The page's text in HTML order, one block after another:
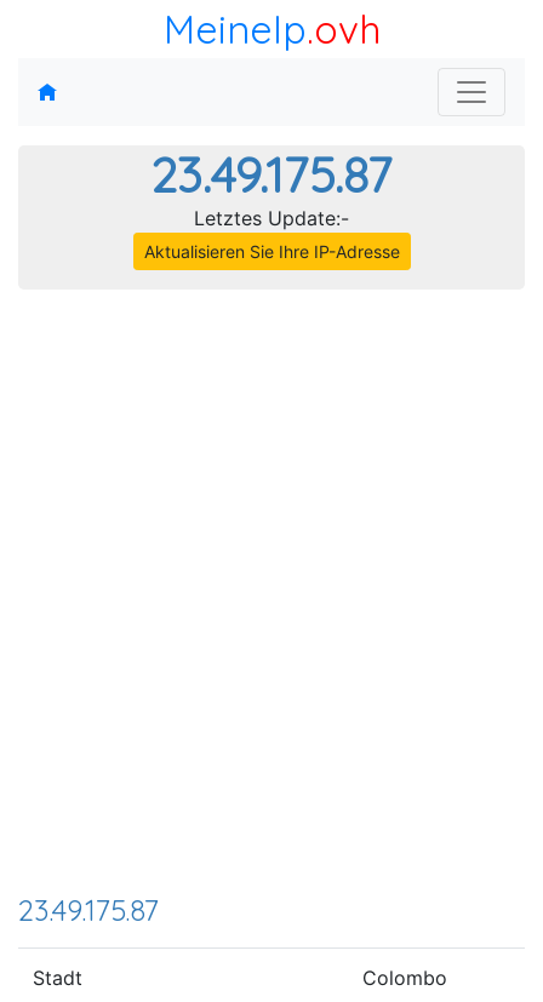
MeineIp.ovh
23.49.175.87
Letztes Update:-
Aktualisieren Sie Ihre IP-Adresse
23.49.175.87
Stadt Colombo